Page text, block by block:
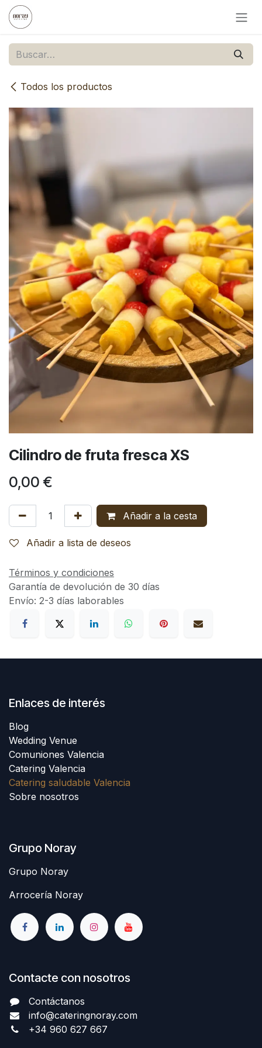
Ir al contenido
Todos los productos
Cilindro de fruta fresca XS
0,00 €
Añadir a la cesta
Añadir a lista de deseos
Términos y condiciones
Garantía de devolución de 30 días
Envío: 2-3 días laborables
Enlaces de interés
Blog
Wedding Venue
Comuniones Valencia
Catering Valencia
Catering saludable Valencia
Sobre nosotros
Grupo Noray
Grupo Noray
Arrocería Noray
Contacte con nosotros
Contáctanos
info@cateringnoray.com
+34 960 627 667